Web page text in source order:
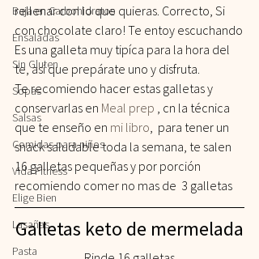
Baja en Carbohidratos
Ensaladas
Sin Gluten
Sopas
Salsas
Comidas para niños
Vida Fitness
Elige Bien
Lasañas
Pasta
rellenar con lo que quieras. Correcto, Si
con chocolate claro! Te entoy escuchando
Es una galleta muy tipíca para la hora del
te, así que prepárate uno y disfruta.
Te recomiendo hacer estas galletas y
conservarlas en Meal prep , cn la técnica
que te enseño en mi libro ,  para tener un
snack saludable toda la semana, te salen
16 galletas pequeñas y por porción
recomiendo comer no mas de  3 galletas
Galletas keto de mermelada